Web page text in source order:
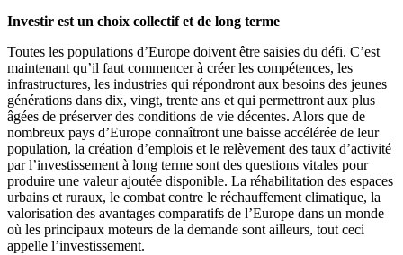
Investir est un choix collectif et de long terme
Toutes les populations d’Europe doivent être saisies du défi. C’est
maintenant qu’il faut commencer à créer les compétences, les
infrastructures, les industries qui répondront aux besoins des jeunes
générations dans dix, vingt, trente ans et qui permettront aux plus
âgées de préserver des conditions de vie décentes. Alors que de
nombreux pays d’Europe connaîtront une baisse accélérée de leur
population, la création d’emplois et le relèvement des taux d’activité
par l’investissement à long terme sont des questions vitales pour
produire une valeur ajoutée disponible. La réhabilitation des espaces
urbains et ruraux, le combat contre le réchauffement climatique, la
valorisation des avantages comparatifs de l’Europe dans un monde
où les principaux moteurs de la demande sont ailleurs, tout ceci
appelle l’investissement.